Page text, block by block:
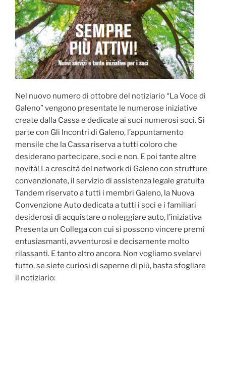
Nel nuovo numero di ottobre del notiziario “La Voce di
Galeno” vengono presentate le numerose iniziative
create dalla Cassa e dedicate ai suoi numerosi soci. Si
parte con Gli Incontri di Galeno, l’appuntamento
mensile che la Cassa riserva a tutti coloro che
desiderano partecipare, soci e non. E poi tante altre
novità! La crescità del network di Galeno con strutture
convenzionate, il servizio di assistenza legale gratuita
Tandem riservato a tutti i membri Galeno, la Nuova
Convenzione Auto dedicata a tutti i soci e i familiari
desiderosi di acquistare o noleggiare auto, l’iniziativa
Presenta un Collega con cui si possono vincere premi
entusiasmanti, avventurosi e decisamente molto
rilassanti. E tanto altro ancora. Non vogliamo svelarvi
tutto, se siete curiosi di saperne di più, basta sfogliare
il notiziario: